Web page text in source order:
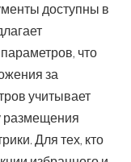
доступны в
что
за
учитывает
размещения
Для тех, кто